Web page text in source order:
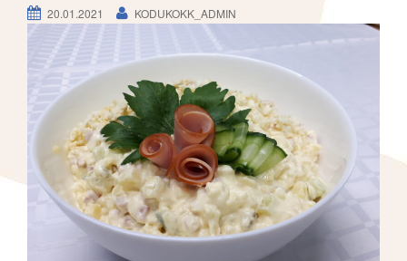
c
20.01.2021 KODUKOKK_ADMIN